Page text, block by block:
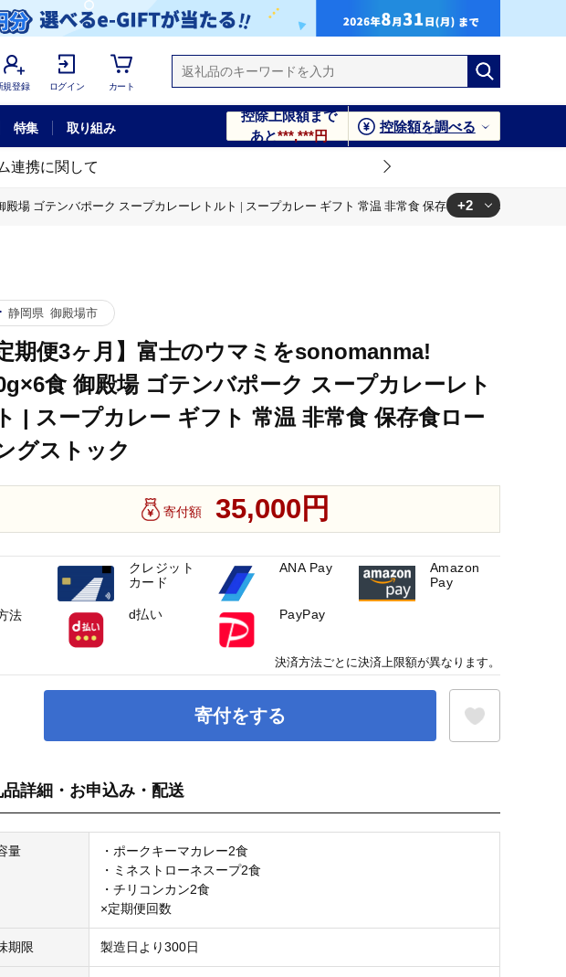
規登録 ログイン カート
特集 取り組み
控除上限額まで
あと***,***円
控除額を調べる
連携に関して
殿場 ゴテンバポーク スープカレーレトルト | スープカレー ギフト 常温 非常食 保存食ローリングストック
+2
静岡県 御殿場市
定期便3ヶ月】富士のウマミをsonomanma!
食 御殿場 ゴテンバポーク スープカレーレト
| スープカレー ギフト 常温 非常食 保存食ロー
グストック
寄付額 35,000円
寄付をする
品詳細・お申込み・配送
量
・ポークキーマカレー2食
・ミネストローネスープ2食
・チリコンカン2食
×定期便回数
期限 製造日より300日
法
クレジット
カード
ANA Pay
Amazon
Pay
d払い PayPay
決済方法ごとに決済上限額が異なります。